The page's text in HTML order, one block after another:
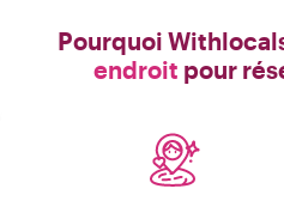
Pourquoi
endroit pour